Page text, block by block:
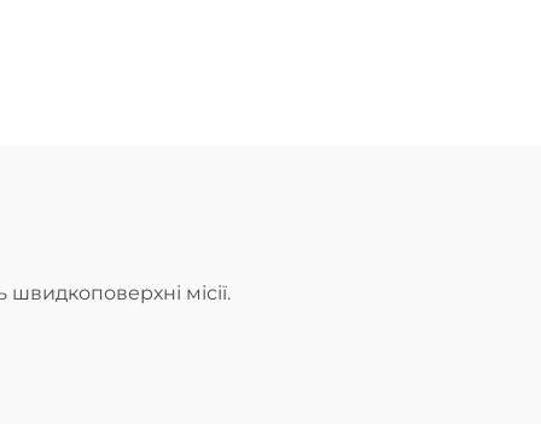
місії.